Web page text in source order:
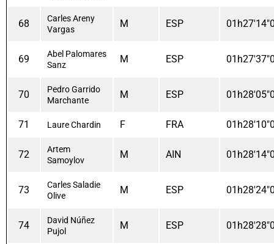
68
Carles Areny
Vargas
M ESP
69
Abel Palomares
Sanz
M ESP
70
Pedro Garrido
Marchante
M ESP
71 Laure Chardin F FRA
72
Artem
Samoylov
M AIN
73
Carles Saladie
Olive
M ESP
74
David Núñez
Pujol
M ESP